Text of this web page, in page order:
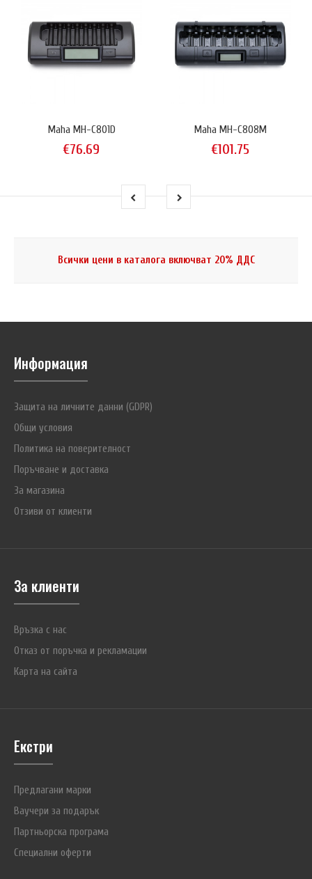
Maha MH-C801D
€76.69
Maha MH-C808M
€101.75
Всички цени в каталога включват 20% ДДС
Информация
Защита на личните данни (GDPR)
Общи условия
Политика на поверителност
Поръчване и доставка
За магазина
Отзиви от клиенти
За клиенти
Връзка с нас
Отказ от поръчка и рекламации
Карта на сайта
Екстри
Предлагани марки
Ваучери за подарък
Партньорска програма
Специални оферти